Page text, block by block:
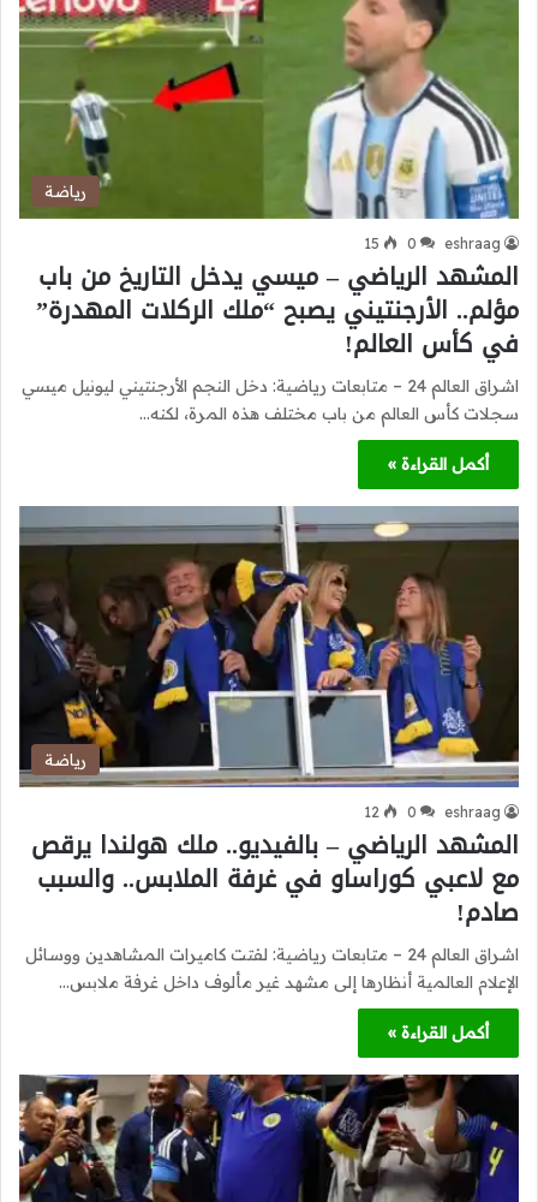
رياضة
eshraag
0
15
المشهد الرياضي – ميسي يدخل التاريخ من باب
مؤلم.. الأرجنتيني يصبح “ملك الركلات المهدرة”
في كأس العالم!
اشراق العالم 24 – متابعات رياضية: دخل النجم الأرجنتيني ليونيل ميسي
سجلات كأس العالم من باب مختلف هذه المرة، لكنه…
أكمل القراءة »
رياضة
eshraag
0
12
المشهد الرياضي – بالفيديو.. ملك هولندا يرقص
مع لاعبي كوراساو في غرفة الملابس.. والسبب
صادم!
اشراق العالم 24 – متابعات رياضية: لفتت كاميرات المشاهدين ووسائل
الإعلام العالمية أنظارها إلى مشهد غير مألوف داخل غرفة ملابس…
أكمل القراءة »